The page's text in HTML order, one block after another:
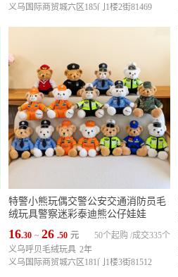
义乌国际商贸城六区185门1楼2街81469
特警小熊玩偶交警公安交通消防员毛
绒玩具警察迷彩泰迪熊公仔娃娃
16.30 ~ 26 .50 元 成交335个
50个起购 /
义乌呼贝毛绒玩具 2年
义乌国际商贸城六区181门1楼3街81512